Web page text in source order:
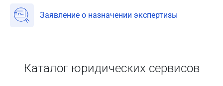
Заявление о назначении экспертизы
Каталог юридических сервисов